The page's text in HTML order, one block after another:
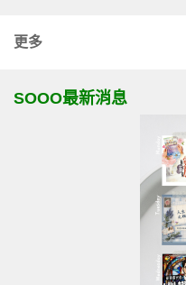
更多
SOOO最新消息